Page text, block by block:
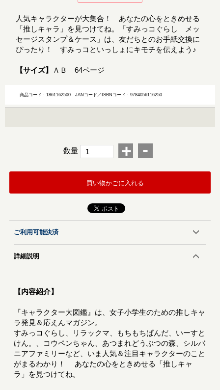
人気キャラクターが大集合！ あなたの心をときめせる
「推しキャラ」を見つけてね。「すみっコぐらし メッ
セージスタンプ＆ケース」は、友だちとのお手紙交換に
ぴったり！ すみっコといっしょにキモチを伝えよう♪
【サイズ】 ＡＢ 64ページ
商品コード：1861162500JANコード／ISBNコード：9784056116250
数量 + -
買い物かごに入れる
ご利用可能決済
詳細説明
【内容紹介】
『キャラクター大図鑑』は、女子小学生のための推しキャ
ラ発見＆応えんマガジン。
すみっコぐらし、リラックマ、もちもちぱんだ、いーすと
けん。、コウペンちゃん、あつまれどうぶつの森、シルバ
ニアファミリーなど、いま人気＆注目キャラクターのこと
がまるわかり！ あなたの心をときめせる「推しキャ
ラ」を見つけてね。